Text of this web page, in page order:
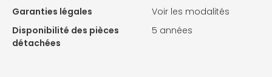
Garanties légales
Voir les modalités
Disponibilité des pièces
détachées
5 années